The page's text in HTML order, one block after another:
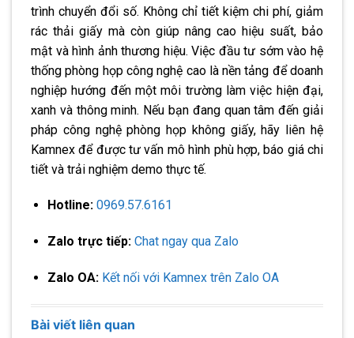
trình chuyển đổi số. Không chỉ tiết kiệm chi phí, giảm
rác thải giấy mà còn giúp nâng cao hiệu suất, bảo
mật và hình ảnh thương hiệu. Việc đầu tư sớm vào hệ
thống phòng họp công nghệ cao là nền tảng để doanh
nghiệp hướng đến một môi trường làm việc hiện đại,
xanh và thông minh. Nếu bạn đang quan tâm đến giải
pháp công nghệ phòng họp không giấy, hãy liên hệ
Kamnex để được tư vấn mô hình phù hợp, báo giá chi
tiết và trải nghiệm demo thực tế.
Hotline: 0969.57.6161
Zalo trực tiếp: Chat ngay qua Zalo
Zalo OA: Kết nối với Kamnex trên Zalo OA
Bài viết liên quan